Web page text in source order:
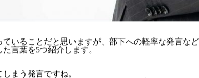
言葉を5つ紹介します。